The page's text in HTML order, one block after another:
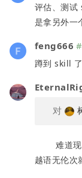
评估、测
是拿另外一
feng666
蹲到 skill 了
对
难道现在
越语无伦次